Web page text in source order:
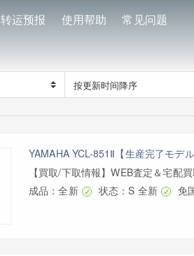
转运预报 使用帮助 常见问题
YAMAHA YCL-851Ⅱ【生産完了モデ
【買取/下取情報】WEB査定＆宅配
成品：全新
状态：S 全新 免